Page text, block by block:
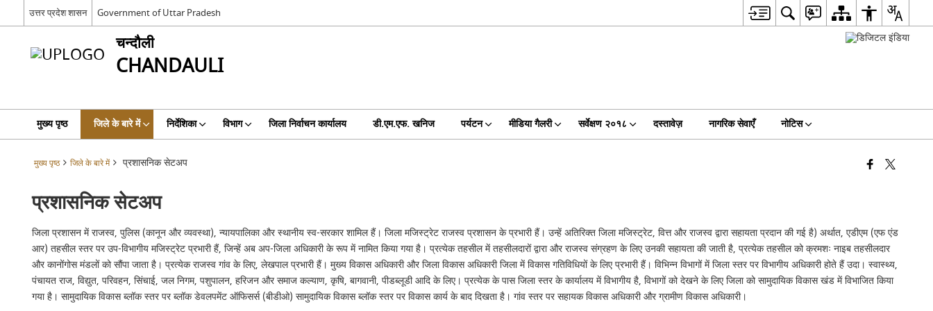
उत्तर प्रदेश शासन Government of Uttar Pradesh
चन्दौली
CHANDAULI
मुख्य पृष्ठ जिले के बारे में निर्देशिका विभाग जिला निर्वाचन कार्यालय डी.एम.एफ. खनिज पर्यटन मीडिया गैलरी सर्वेक्षण २०१८ दस्तावेज़ नागरिक सेवाएँ नोटिस
मुख्य पृष्ठ जिले के बारे में प्रशासनिक सेटअप
प्रशासनिक सेटअप
जिला प्रशासन में राजस्व, पुलिस (कानून और व्यवस्था), न्यायपालिका और स्थानीय स्व-सरकार शामिल हैं। जिला मजिस्ट्रेट राजस्व प्रशासन के प्रभारी हैं। उन्हें अतिरिक्त जिला मजिस्ट्रेट, वित्त और राजस्व द्वारा सहायता प्रदान की गई है) अर्थात, एडीएम (एफ एंड
आर) तहसील स्तर पर उप-विभागीय मजिस्ट्रेट प्रभारी हैं, जिन्हें अब अप-जिला अधिकारी के रूप में नामित किया गया है। प्रत्येक तहसील में तहसीलदारों द्वारा और राजस्व संग्रहण के लिए उनकी सहायता की जाती है, प्रत्येक तहसील को क्रमशः नाइब तहसीलदार
और कानोंगोस मंडलों को सौंपा जाता है। प्रत्येक राजस्व गांव के लिए, लेखपाल प्रभारी हैं। मुख्य विकास अधिकारी और जिला विकास अधिकारी जिला में विकास गतिविधियों के लिए प्रभारी हैं। विभिन्न विभागों में जिला स्तर पर विभागीय अधिकारी होते हैं उदा। स्वास्थ्य,
पंचायत राज, विद्युत, परिवहन, सिंचाई, जल निगम, पशुपालन, हरिजन और समाज कल्याण, कृषि, बागवानी, पीडब्लूडी आदि के लिए। प्रत्येक के पास जिला स्तर के कार्यालय में विभागीय है, विभागों को देखने के लिए जिला को सामुदायिक विकास खंड में विभाजित किया
गया है। सामुदायिक विकास ब्लॉक स्तर पर ब्लॉक डेवलपमेंट ऑफिसर्स (बीडीओ) सामुदायिक विकास ब्लॉक स्तर पर विकास कार्य के बाद दिखता है। गांव स्तर पर सहायक विकास अधिकारी और ग्रामीण विकास अधिकारी।